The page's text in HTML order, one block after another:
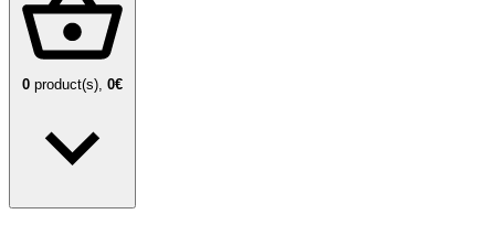
0 product(s), 0€